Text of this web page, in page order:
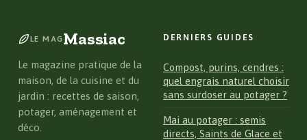
LE MAG Massiac
Le magazine pratique de la
maison, de la cuisine et du
jardin : recettes de saison,
potager, aménagement et
déco.
DERNIERS GUIDES
Compost, purins, cendres :
quel engrais naturel choisir
sans surdoser au potager ?
Mai au potager : semis
directs, Saints de Glace et